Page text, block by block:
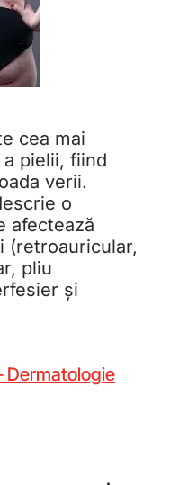
cea mai
pielii, fiind
verii.
o
afectează
(retroauricular,
pliu
și
Dermatologie